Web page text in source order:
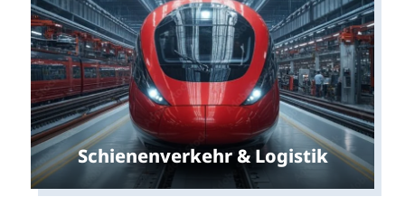
Schienenverkehr & Logistik